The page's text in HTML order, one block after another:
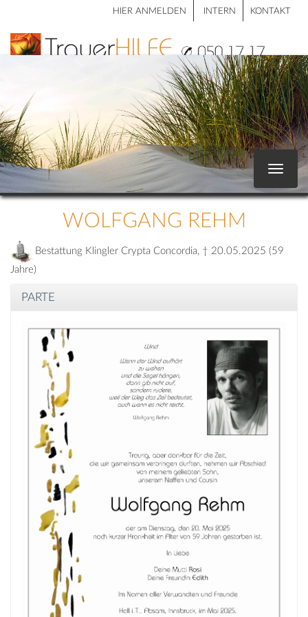
HIER ANMELDEN INTERN KONTAKT
Toggle
WOLFGANG REHM
Bestattung Klingler Crypta Concordia, † 20.05.2025 (59
Jahre)
PARTE